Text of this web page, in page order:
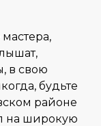
в свою
будьте
районе
на широкую